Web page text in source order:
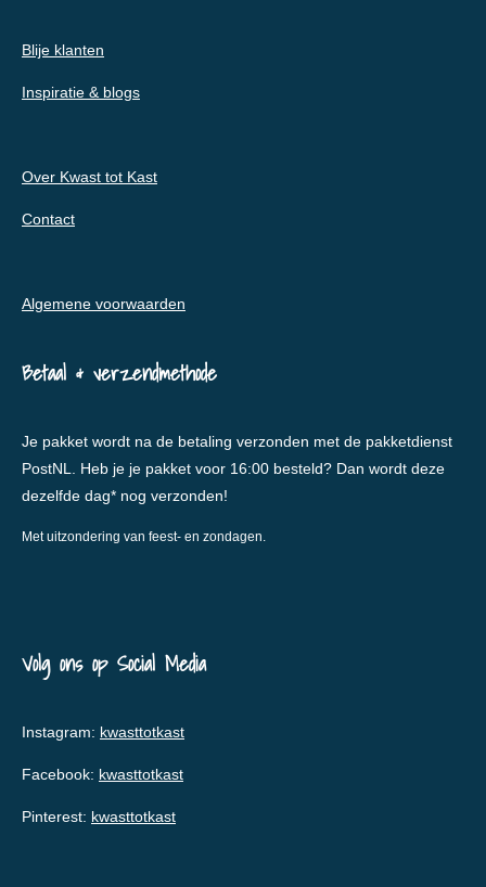
Blije klanten
Inspiratie & blogs
Over Kwast tot Kast
Contact
Algemene voorwaarden
Betaal & verzendmethode
Je pakket wordt na de betaling verzonden met de pakketdienst
PostNL. Heb je je pakket voor 16:00 besteld? Dan wordt deze
dezelfde dag* nog verzonden!
Met uitzondering van feest- en zondagen.
Volg ons op Social Media
Instagram: kwasttotkast
Facebook: kwasttotkast
Pinterest: kwasttotkast